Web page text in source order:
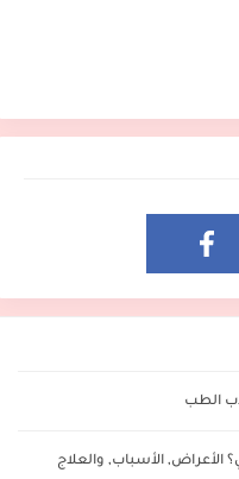
الطب
الأعراض, الأسباب, والعلاج